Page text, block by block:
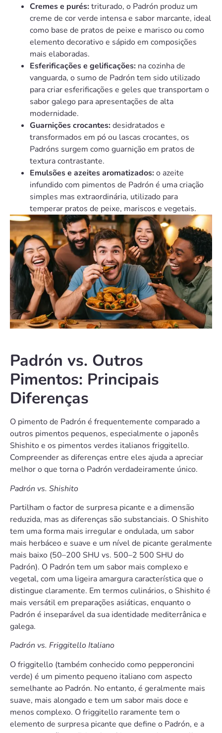
Cremes e purés:triturado, o Padrón produz um
creme de cor verde intensa e sabor marcante, ideal
como base de pratos de peixe e marisco ou como
elemento decorativo e sápido em composições
mais elaboradas.
Esferificações e gelificações: na cozinha de
vanguarda, o sumo de Padrón tem sido utilizado
para criar esferificações e geles que transportam o
sabor galego para apresentações de alta
modernidade.
Guarnições crocantes:desidratados e
transformados em pó ou lascas crocantes, os
Padróns surgem como guarnição em pratos de
textura contrastante.
Emulsões e azeites aromatizados:o azeite
infundido com pimentos de Padrón é uma criação
simples mas extraordinária, utilizado para
temperar pratos de peixe, mariscos e vegetais.
Padrón vs. Outros
Pimentos: Principais
Diferenças
O pimento de Padrón é frequentemente comparado a
outros pimentos pequenos, especialmente o japonês
Shishito e os pimentos verdes italianos friggitello.
Compreender as diferenças entre eles ajuda a apreciar
melhor o que torna o Padrón verdadeiramente único.
Padrón vs. Shishito
Partilham o factor de surpresa picante e a dimensão
reduzida, mas as diferenças são substanciais. O Shishito
tem uma forma mais irregular e ondulada, um sabor
mais herbáceo e suave e um nível de picante geralmente
mais baixo (50–200 SHU vs. 500–2 500 SHU do
Padrón). O Padrón tem um sabor mais complexo e
vegetal, com uma ligeira amargura característica que o
distingue claramente. Em termos culinários, o Shishito é
mais versátil em preparações asiáticas, enquanto o
Padrón é inseparável da sua identidade mediterrânica e
galega.
Padrón vs. Friggitello Italiano
O friggitello (também conhecido como pepperoncini
verde) é um pimento pequeno italiano com aspecto
semelhante ao Padrón. No entanto, é geralmente mais
suave, mais alongado e tem um sabor mais doce e
menos complexo. O friggitello raramente tem o
elemento de surpresa picante que define o Padrón, e a